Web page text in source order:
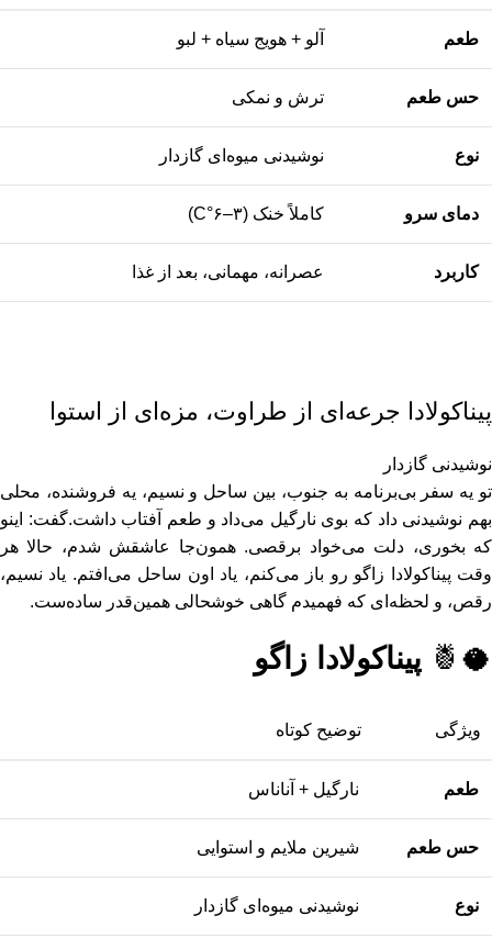
طعم آلو + هویج سیاه + لبو
حس طعم ترش و نمکی
نوع نوشیدنی میوه‌ای گازدار
دمای سرو کاملاً خنک (۳–۶°C)
کاربرد عصرانه، مهمانی، بعد از غذا
پیناکولادا جرعه‌ای از طراوت، مزه‌ای از استوا
نوشیدنی گازدار
تو یه سفر بی‌برنامه به جنوب، بین ساحل و نسیم، یه فروشنده، محلی
بهم نوشیدنی داد که بوی نارگیل می‌داد و طعم آفتاب داشت.گفت: اینو
که بخوری، دلت می‌خواد برقصی. همون‌جا عاشقش شدم، حالا هر
وقت پیناکولادا زاگو رو باز می‌کنم، یاد اون ساحل می‌افتم. یاد نسیم،
رقص، و لحظه‌ای که فهمیدم گاهی خوشحالی همین‌قدر ساده‌ست.
🥥🍍 پیناکولادا زاگو
ویژگی توضیح کوتاه
طعم نارگیل + آناناس
حس طعم شیرین ملایم و استوایی
نوع نوشیدنی میوه‌ای گازدار